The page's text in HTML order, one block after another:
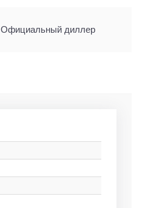
Официальный диллер